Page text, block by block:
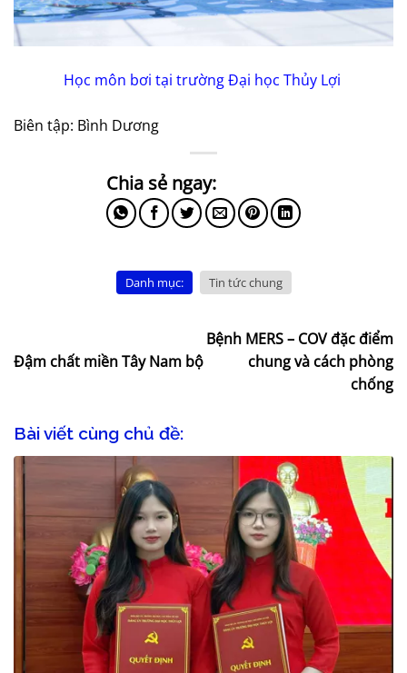
Học môn bơi tại trường Đại học Thủy Lợi
Biên tập: Bình Dương
Danh mục: Tin tức chung
Đậm chất miền Tây Nam bộ
Bệnh MERS – COV đặc điểm
chung và cách phòng
chống
Bài viết cùng chủ đề: